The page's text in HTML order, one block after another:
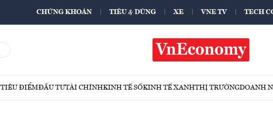
CHỨNG KHOÁN TIÊU & DÙNG XE VNE TV TECH
TIÊU ĐIỂMĐẦU TƯTÀI CHÍNHKINH TẾ SỐKINH TẾ XANHTHỊ TRƯỜNGDOANH